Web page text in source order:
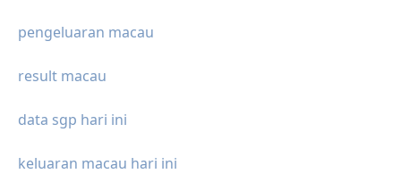
pengeluaran macau
result macau
data sgp hari ini
keluaran macau hari ini